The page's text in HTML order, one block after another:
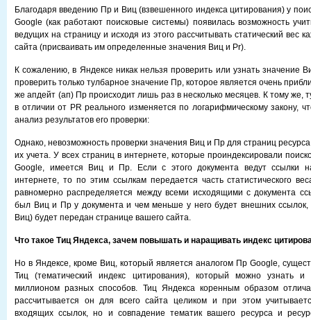
Благодаря введению Пр и Виц (взвешенного индекса цитирования) у
Google (как работают поисковые системы) появилась возможность
ведущих на страницу и исходя из этого рассчитывать статический вес
сайта (присваивать им определенные значения Виц и Pr).
К сожалению, в Яндексе никак нельзя проверить или узнать значение
проверить только тулбарное значение Пр, которое является очень
же апдейт (ап) Пр происходит лишь раз в несколько месяцев. К тому же,
в отличии от PR реального изменяется по логарифмическому закону,
анализ результатов его проверки:
Однако, невозможность проверки значения Виц и Пр для страниц
их учета. У всех страниц в интернете, которые проиндексировали
Google, имеется Виц и Пр. Если с этого документа ведут ссылки
интернете, то по этим ссылкам передается часть статистического
равномерно распределяется между всеми исходящими с документа
был Виц и Пр у документа и чем меньше у него будет внешних
Виц) будет передан странице вашего сайта.
Что такое Тиц Яндекса, зачем повышать и наращивать индекс
Но в Яндексе, кроме Виц, который является аналогом Пр Google,
Тиц (тематический индекс цитирования), который можно узнать и
миллионом разных способов. Тиц Яндекса коренным образом
рассчитывается он для всего сайта целиком и при этом
входящих ссылок, но и совпадение тематик вашего ресурса и